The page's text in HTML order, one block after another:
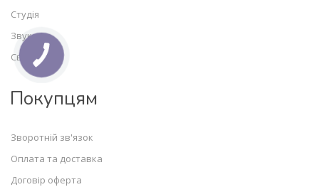
Студія
Звук
Світло
Покупцям
Зворотній зв'язок
Оплата та доставка
Договір оферта